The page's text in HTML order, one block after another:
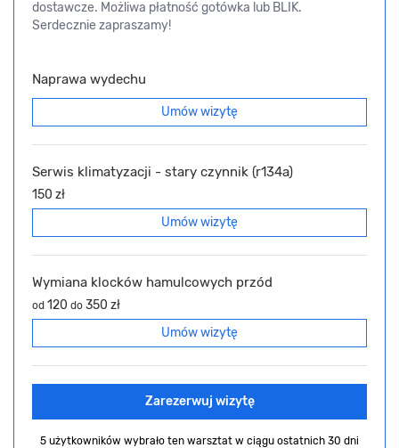
dostawcze. Możliwa płatność gotówka lub BLIK.
Serdecznie zapraszamy!
Naprawa wydechu
Umów wizytę
Serwis klimatyzacji - stary czynnik (r134a)
150 zł
Umów wizytę
Wymiana klocków hamulcowych przód
od 120 do 350 zł
Umów wizytę
Zarezerwuj wizytę
5 użytkowników wybrało ten warsztat w ciągu ostatnich 30 dni